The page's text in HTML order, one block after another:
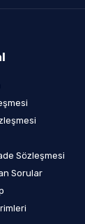
Sözleşmesi
Sorular